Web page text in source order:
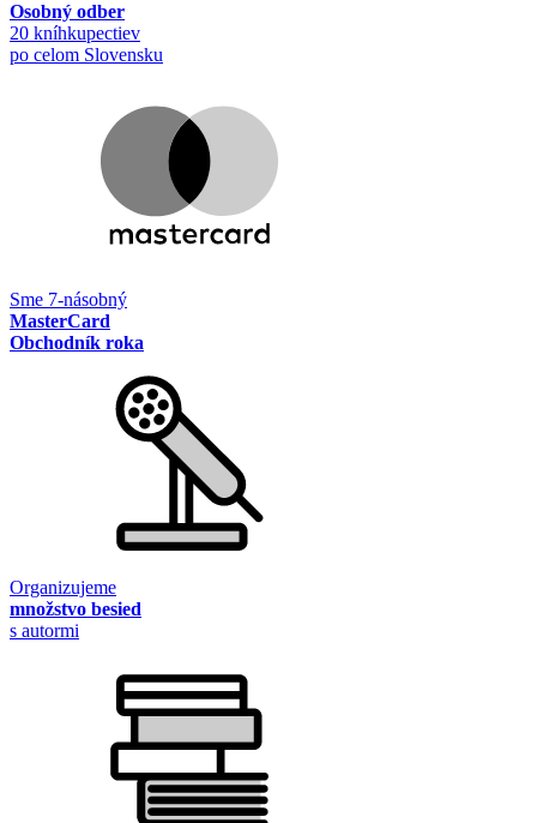
Osobný odber
20 kníhkupectiev
po celom Slovensku
Sme 7-násobný
MasterCard
Obchodník roka
Organizujeme
množstvo besied
s autormi